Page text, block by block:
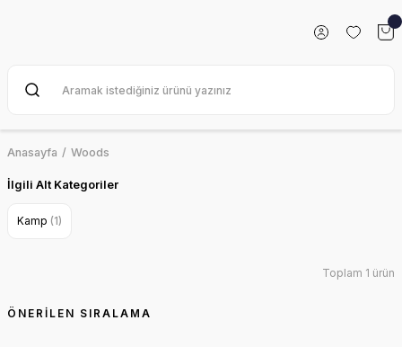
Anasayfa Woods
İlgili Alt Kategoriler
Kamp (1)
Toplam 1 ürün